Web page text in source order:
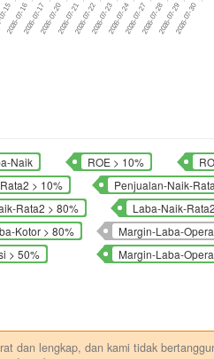
15
2026-07-162026-07-172026-07-202026-07-212026-07-222026-07-232026-07-242026-07-272026-07-282026-07-292026-07-30
Naik ROE > 10%
> 10%
Penjualan-Naik-
Rata2 > 80%
Laba-Naik-
Kotor > 80%
Margin-Laba-
> 50%
Margin-Laba-
dan lengkap, dan kami tidak